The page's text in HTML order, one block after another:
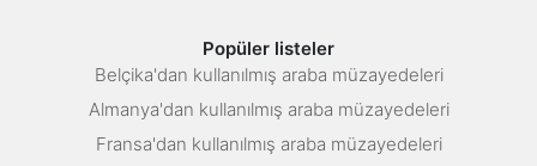
Popüler listeler
Belçika'dan kullanılmış araba müzayedeleri
Almanya'dan kullanılmış araba müzayedeleri
Fransa'dan kullanılmış araba müzayedeleri